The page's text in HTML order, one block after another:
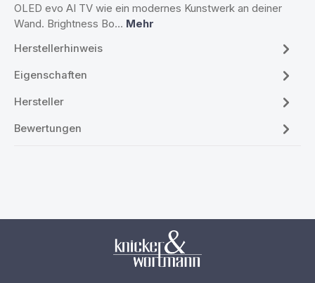
OLED evo AI TV wie ein modernes Kunstwerk an deiner
Wand. Brightness Bo… Mehr
Herstellerhinweis
Eigenschaften
Hersteller
Bewertungen